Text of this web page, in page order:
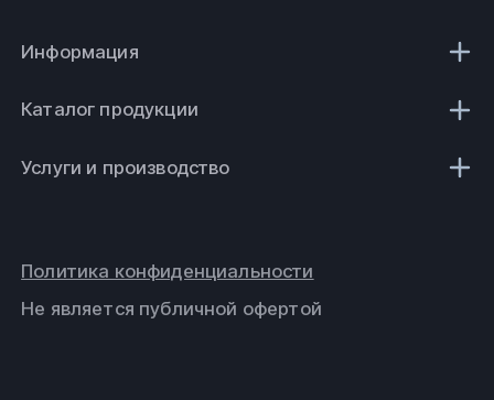
Информация
Каталог продукции
Услуги и производство
Не является публичной офертой
Политика конфиденциальности